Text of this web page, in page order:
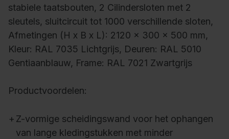
stabiele taatsbouten, 2 Cilindersloten met 2
sleutels, sluitcircuit tot 1000 verschillende sloten,
Afmetingen (H x B x L): 2120 x 300 x 500 mm,
Kleur: RAL 7035 Lichtgrijs, Deuren: RAL 5010
Gentiaanblauw, Frame: RAL 7021 Zwartgrijs
Productvoordelen:
+ Z-vormige scheidingswand voor het ophangen
van lange kledingstukken met minder